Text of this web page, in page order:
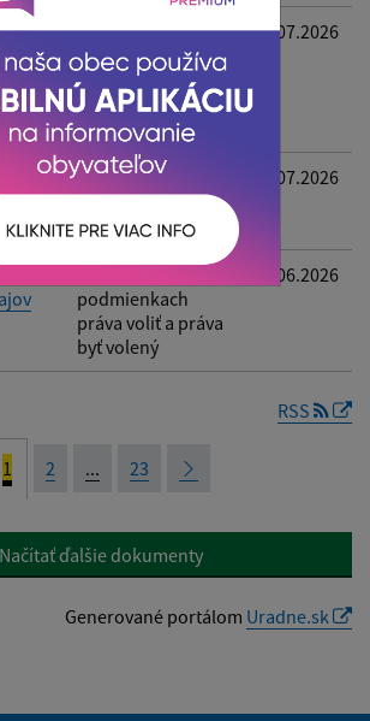
Oznámenie o
utvorení
volebných
obvodov a určení
počtu poslancov
02.07.2026
Oznámenie o
určení počtu
obyvateľov
02.07.2026
podmienkach
práva voliť a práva
byť volený
24.06.2026
RSS
1 2 ... 23
Načítať ďalšie dokumenty
Generované portálom Uradne.sk